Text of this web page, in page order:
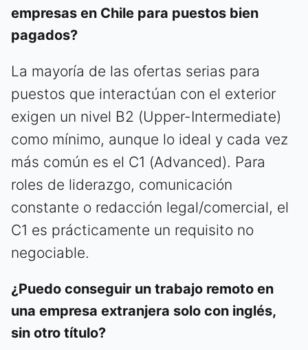
empresas en Chile para puestos bien
pagados?
La mayoría de las ofertas serias para
puestos que interactúan con el exterior
exigen un nivel B2 (Upper-Intermediate)
como mínimo, aunque lo ideal y cada vez
más común es el C1 (Advanced). Para
roles de liderazgo, comunicación
constante o redacción legal/comercial, el
C1 es prácticamente un requisito no
negociable.
¿Puedo conseguir un trabajo remoto en
una empresa extranjera solo con inglés,
sin otro título?